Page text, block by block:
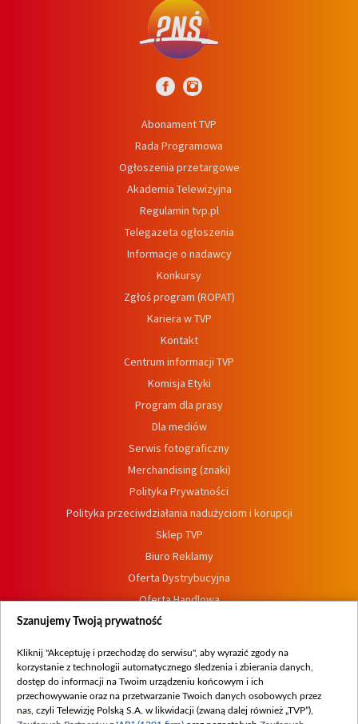
Abonament TVP
Rada Programowa
Ogłoszenia przetargowe
Akademia Telewizyjna
Regulamin tvp.pl
Telegazeta ogłoszenia
Informacje o nadawcy
Konkursy
Zgłoś program (ROPAT)
Kariera w TVP
Kontakt
Centrum informacji TVP
Komisja Etyki
Program dla prasy
Dla mediów
Serwis fotograficzny
Merchandising (znaki)
Polityka Prywatności
Polityka przeciwdziałania nadużyciom i korupcji
Sklep TVP
Biuro Reklamy
Oferta Dystrybucyjna
Oferta Handlowa
Dostępność
Procedura zgłoszeń wewnętrznych
Szanujemy Twoją prywatność
Kliknij "Akceptuję i przechodzę do serwisu", aby wyrazić zgody na
korzystanie z technologii automatycznego śledzenia i zbierania danych,
dostęp do informacji na Twoim urządzeniu końcowym i ich
przechowywanie oraz na przetwarzanie Twoich danych osobowych przez
nas, czyli Telewizję Polską S.A. w likwidacji (zwaną dalej również „TVP”),